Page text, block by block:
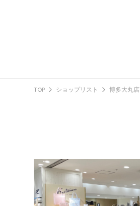
TOP ショップリスト 博多大丸店